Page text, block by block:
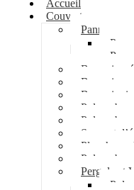
Accueil
Couverture
Panneau
Bac acier
Bac acier sec
Bac acier
Support
Plancher
Pergola et